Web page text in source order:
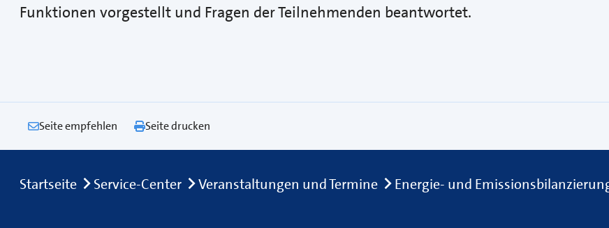
Funktionen vorgestellt und Fragen der Teilnehmenden beantwortet.
Seite empfehlen Seite drucken
Breadcrumb
Startseite Service-Center Veranstaltungen und Termine Energie- und